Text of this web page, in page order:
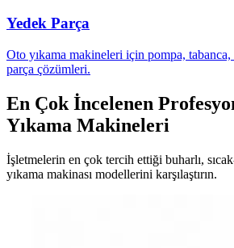
Yedek Parça
Oto yıkama makineleri için pompa,
parça çözümleri.
En Çok İncelenen
Yıkama Makineleri
İşletmelerin en çok tercih ettiği buharlı,
yıkama makinası modellerini karşılaştırın.